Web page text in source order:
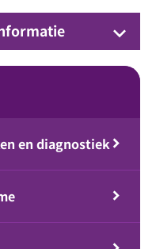
keyboard_arrow_down
en diagnostiek